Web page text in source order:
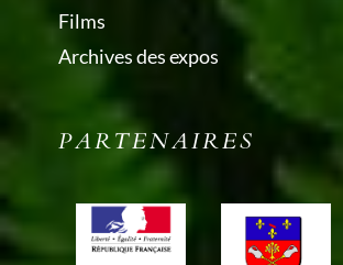
Films
Archives des expos
PARTENAIRES